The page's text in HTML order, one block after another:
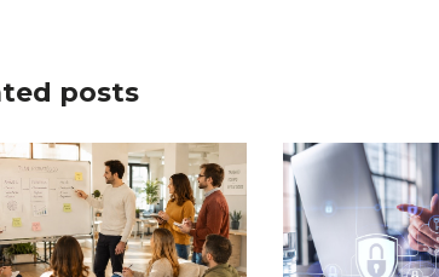
posts